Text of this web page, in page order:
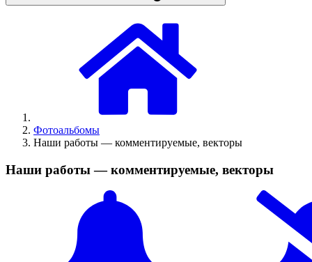
Фотоальбомы
Наши работы — комментируемые, векторы
Наши работы — комментируемые, векторы